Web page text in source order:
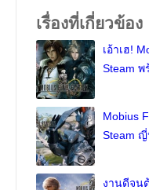
เรื่องที่เกี่ยวข้อง
เอ้าเฮ!
Steam
Mobius
Steam
งานดีจน